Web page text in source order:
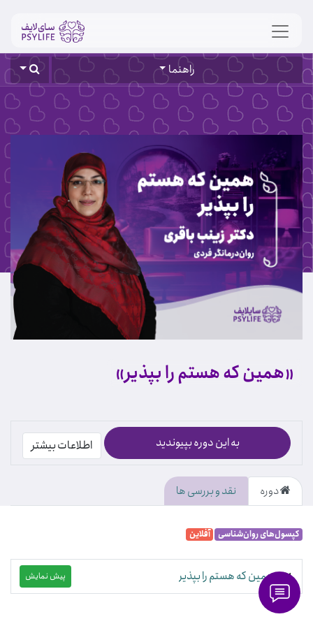
راهنما
«همین که هستم را بپذیر»
به این دوره بپیوندید اطلاعات بیشتر
دوره نقد و بررسی ها
کپسول‌های روان‌شناسی آفلاین
همین که هستم را بپذیر پیش نمایش